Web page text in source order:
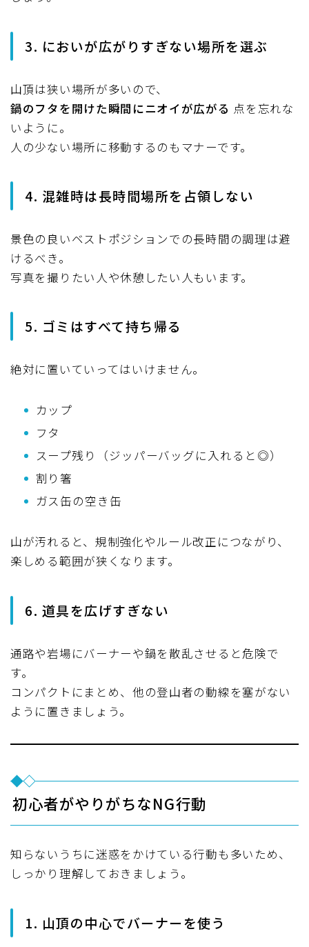
3. においが広がりすぎない場所を選ぶ
山頂は狭い場所が多いので、
鍋のフタを開けた瞬間にニオイが広がる 点を忘れな
いように。
人の少ない場所に移動するのもマナーです。
4. 混雑時は長時間場所を占領しない
景色の良いベストポジションでの長時間の調理は避
けるべき。
写真を撮りたい人や休憩したい人もいます。
5. ゴミはすべて持ち帰る
絶対に置いていってはいけません。
カップ
フタ
スープ残り（ジッパーバッグに入れると◎）
割り箸
ガス缶の空き缶
山が汚れると、規制強化やルール改正につながり、
楽しめる範囲が狭くなります。
6. 道具を広げすぎない
通路や岩場にバーナーや鍋を散乱させると危険で
す。
コンパクトにまとめ、他の登山者の動線を塞がない
ように置きましょう。
初心者がやりがちなNG行動
知らないうちに迷惑をかけている行動も多いため、
しっかり理解しておきましょう。
1. 山頂の中心でバーナーを使う